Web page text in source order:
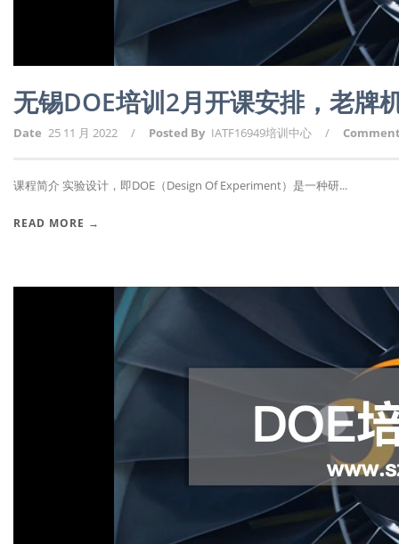
无锡DOE培训2月开课安排，老牌
Date 25 11 月 2022 / Posted By IATF16949培训中心 /
课程简介 实验设计，即DOE（Design Of Experiment）是一种研...
READ MORE →